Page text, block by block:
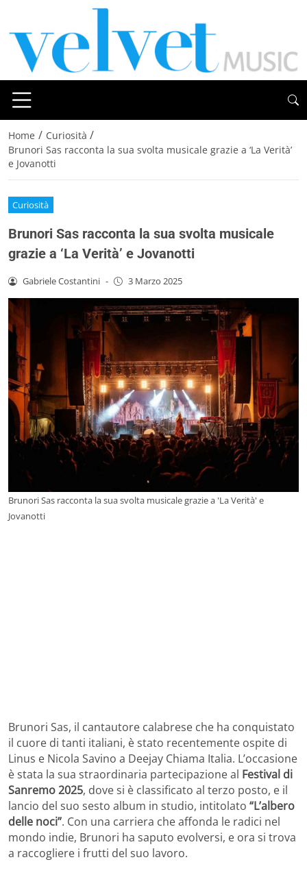
Home / Curiosità /
Brunori Sas racconta la sua svolta musicale grazie a ‘La Verità’
e Jovanotti
Curiosità
Brunori Sas racconta la sua svolta musicale
grazie a ‘La Verità’ e Jovanotti
Gabriele Costantini - 3 Marzo 2025
Brunori Sas racconta la sua svolta musicale grazie a 'La Verità' e
Jovanotti
Brunori Sas, il cantautore calabrese che ha conquistato
il cuore di tanti italiani, è stato recentemente ospite di
Linus e Nicola Savino a Deejay Chiama Italia. L’occasione
è stata la sua straordinaria partecipazione al Festival di
Sanremo 2025, dove si è classificato al terzo posto, e il
lancio del suo sesto album in studio, intitolato “L’albero
delle noci”. Con una carriera che affonda le radici nel
mondo indie, Brunori ha saputo evolversi, e ora si trova
a raccogliere i frutti del suo lavoro.